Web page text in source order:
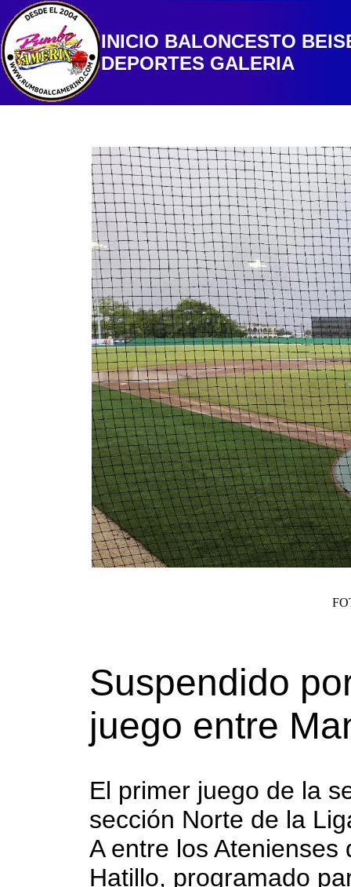
INICIO BALONCESTO
DEPORTES GALERIA
Suspendido
juego entre
El primer juego de la
sección Norte de la
A entre los
Hatillo, programado